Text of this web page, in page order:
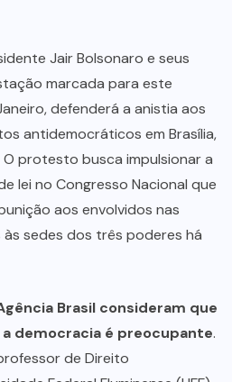
Jair Bolsonaro e seus
marcada para este
defenderá a anistia aos
antidemocráticos em Brasília,
protesto busca impulsionar a
lei no Congresso Nacional que
aos envolvidos nas
sedes dos três poderes há
Brasil consideram que
democracia é preocupante.
de Direito